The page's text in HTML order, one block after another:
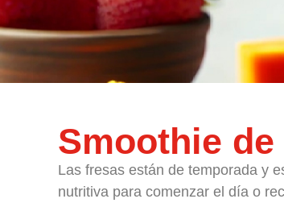
Smoothie
Las fresas están de temporada y
nutritiva para comenzar el día o